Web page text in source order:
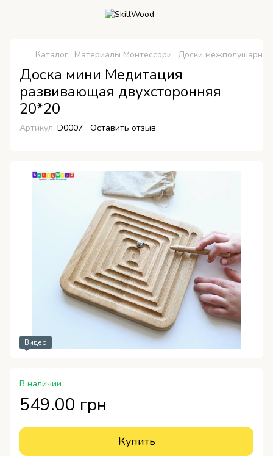
Каталог Материалы Монтессори Доски межполушарные
Доска мини Медитация
развивающая двухсторонняя
20*20
Артикул: D0007 Оставить отзыв
Видео
В наличии
549.00 грн
Купить